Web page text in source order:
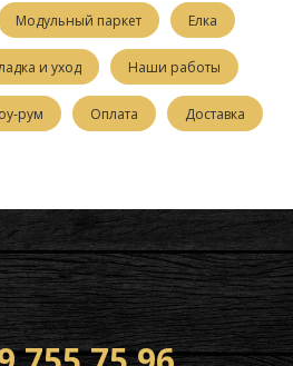
Модульный паркет Елка
и уход Наши работы
рум Оплата Доставка